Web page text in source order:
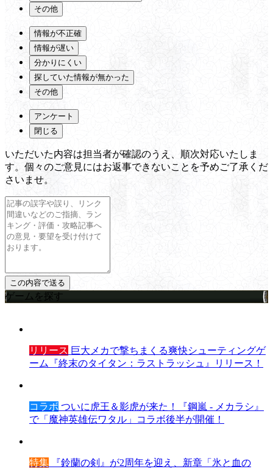
その他
情報が不正確
情報が遅い
分かりにくい
探していた情報が無かった
その他
アンケート
閉じる
いただいた内容は担当者が確認のうえ、順次対応いたしま
す。個々のご意見にはお返事できないことを予めご了承くだ
さいませ。
ゲームを探す
リリース 巨大メカで撃ちまくる爽快シューティングゲ
ーム『終末のタイタン：ラストラッシュ』リリース！
コラボ ついに虎王＆影虎が来た！『鋼嵐 - メカラシ』
で「魔神英雄伝ワタル」コラボ後半が開催！
特集 『鈴蘭の剣』が2周年を迎え、新章「氷と血の